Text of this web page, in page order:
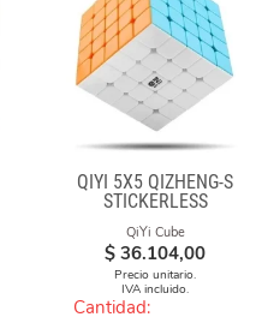
QIYI 5X5 QIZHENG-S
STICKERLESS
QiYi Cube
$ 36.104,00
Precio unitario.
IVA incluido.
Cantidad: